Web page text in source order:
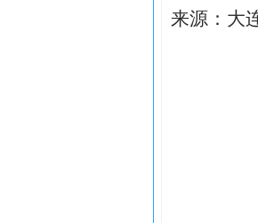
来源：大